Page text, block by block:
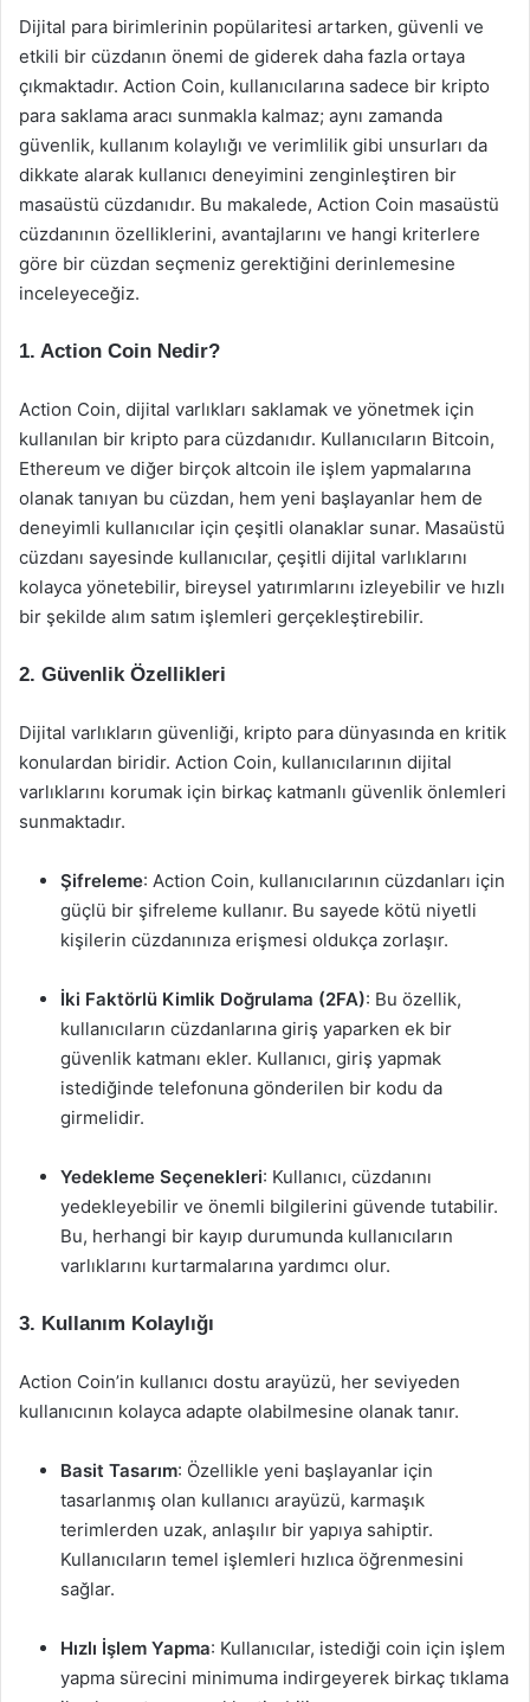
Dijital para birimlerinin popülaritesi artarken, güvenli ve
etkili bir cüzdanın önemi de giderek daha fazla ortaya
çıkmaktadır. Action Coin, kullanıcılarına sadece bir kripto
para saklama aracı sunmakla kalmaz; aynı zamanda
güvenlik, kullanım kolaylığı ve verimlilik gibi unsurları da
dikkate alarak kullanıcı deneyimini zenginleştiren bir
masaüstü cüzdanıdır. Bu makalede, Action Coin masaüstü
cüzdanının özelliklerini, avantajlarını ve hangi kriterlere
göre bir cüzdan seçmeniz gerektiğini derinlemesine
inceleyeceğiz.
1. Action Coin Nedir?
Action Coin, dijital varlıkları saklamak ve yönetmek için
kullanılan bir kripto para cüzdanıdır. Kullanıcıların Bitcoin,
Ethereum ve diğer birçok altcoin ile işlem yapmalarına
olanak tanıyan bu cüzdan, hem yeni başlayanlar hem de
deneyimli kullanıcılar için çeşitli olanaklar sunar. Masaüstü
cüzdanı sayesinde kullanıcılar, çeşitli dijital varlıklarını
kolayca yönetebilir, bireysel yatırımlarını izleyebilir ve hızlı
bir şekilde alım satım işlemleri gerçekleştirebilir.
2. Güvenlik Özellikleri
Dijital varlıkların güvenliği, kripto para dünyasında en kritik
konulardan biridir. Action Coin, kullanıcılarının dijital
varlıklarını korumak için birkaç katmanlı güvenlik önlemleri
sunmaktadır.
Şifreleme: Action Coin, kullanıcılarının cüzdanları için
güçlü bir şifreleme kullanır. Bu sayede kötü niyetli
kişilerin cüzdanınıza erişmesi oldukça zorlaşır.
İki Faktörlü Kimlik Doğrulama (2FA): Bu özellik,
kullanıcıların cüzdanlarına giriş yaparken ek bir
güvenlik katmanı ekler. Kullanıcı, giriş yapmak
istediğinde telefonuna gönderilen bir kodu da
girmelidir.
Yedekleme Seçenekleri: Kullanıcı, cüzdanını
yedekleyebilir ve önemli bilgilerini güvende tutabilir.
Bu, herhangi bir kayıp durumunda kullanıcıların
varlıklarını kurtarmalarına yardımcı olur.
3. Kullanım Kolaylığı
Action Coin’in kullanıcı dostu arayüzü, her seviyeden
kullanıcının kolayca adapte olabilmesine olanak tanır.
Basit Tasarım: Özellikle yeni başlayanlar için
tasarlanmış olan kullanıcı arayüzü, karmaşık
terimlerden uzak, anlaşılır bir yapıya sahiptir.
Kullanıcıların temel işlemleri hızlıca öğrenmesini
sağlar.
Hızlı İşlem Yapma: Kullanıcılar, istediği coin için işlem
yapma sürecini minimuma indirgeyerek birkaç tıklama